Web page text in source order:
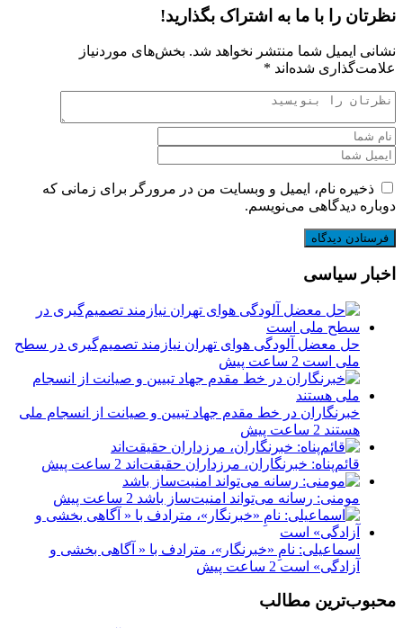
نظرتان را با ما به اشتراک بگذارید!
نشانی ایمیل شما منتشر نخواهد شد. بخش‌های موردنیاز
علامت‌گذاری شده‌اند *
ذخیره نام، ایمیل و وبسایت من در مرورگر برای زمانی که
دوباره دیدگاهی می‌نویسم.
اخبار سیاسی
حل معضل آلودگی هوای تهران نیازمند تصمیم‌گیری در سطح
ملی است 2 ساعت پیش
خبرنگاران در خط مقدم جهاد تبیین و صیانت از انسجام ملی
هستند 2 ساعت پیش
قائم‌پناه: ‏خبرنگاران، مرزداران حقیقت‌اند 2 ساعت پیش
مومنی: رسانه می‌تواند امنیت‌ساز باشد 2 ساعت پیش
اسماعیلی: نامِ «خبرنگار»، مترادف با « آگاهی بخشی و
آزادگی» است 2 ساعت پیش
محبوب‌ترین مطالب